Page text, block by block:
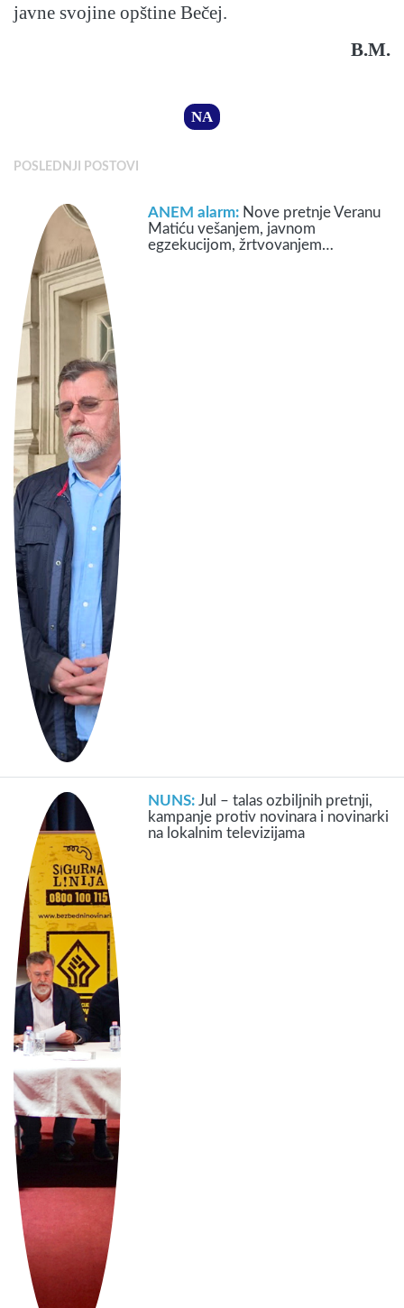
javne svojine opštine Bečej.
B.M.
NA
POSLEDNJI POSTOVI
ANEM alarm: Nove pretnje Veranu
Matiću vešanjem, javnom
egzekucijom, žrtvovanjem…
NUNS:Jul – talas ozbiljnih pretnji,
kampanje protiv novinara i novinarki
na lokalnim televizijama